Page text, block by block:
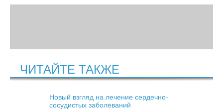
ЧИТАЙТЕ ТАКЖЕ
Новый взгляд на лечение сердечно-
сосудистых заболеваний